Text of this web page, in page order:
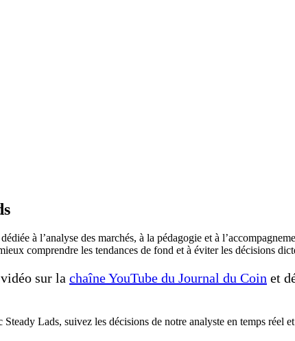
à l’analyse des marchés, à la pédagogie et à
comprendre les tendances de fond et à éviter les décisions
sur la chaîne YouTube du Journal du Coin et
Lads, suivez les décisions de notre analyste en temps réel